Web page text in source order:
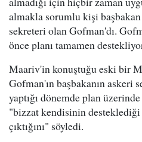
almakla sorumlu kişi
sekreteri olan Gofman'dı.
önce planı tamamen
Maariv'in konuştuğu eski bir
Gofman'ın başbakanın askeri
yaptığı dönemde plan
"bizzat kendisinin
çıktığını" söyledi.